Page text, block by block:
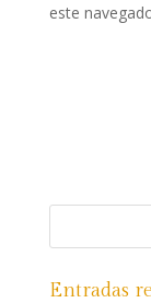
este
Entradas